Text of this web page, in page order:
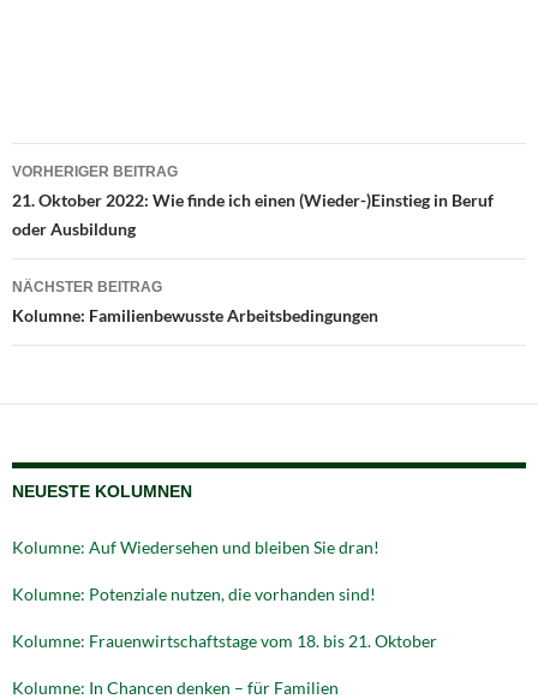
Beitragsnavigation
VORHERIGER BEITRAG
21. Oktober 2022: Wie finde ich einen (Wieder-)Einstieg in Beruf
oder Ausbildung
NÄCHSTER BEITRAG
Kolumne: Familienbewusste Arbeitsbedingungen
NEUESTE KOLUMNEN
Kolumne: Auf Wiedersehen und bleiben Sie dran!
Kolumne: Potenziale nutzen, die vorhanden sind!
Kolumne: Frauenwirtschaftstage vom 18. bis 21. Oktober
Kolumne: In Chancen denken – für Familien